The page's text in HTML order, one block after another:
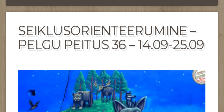
SEIKLUSORIENTEERUMINE –
PELGU PEITUS 36 – 14.09-25.09